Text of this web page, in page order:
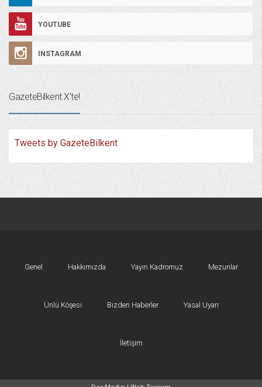
YOUTUBE
INSTAGRAM
GazeteBilkent X’te!
Tweets by GazeteBilkent
Genel Hakkımızda Yayın Kadromuz Mezunlar
Ünlü Köşesi Bizden Haberler Yasal Uyarı
İletişim